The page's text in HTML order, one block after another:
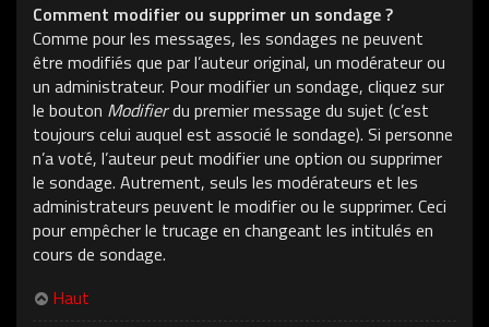
Comment modifier ou supprimer un sondage ?
Comme pour les messages, les sondages ne peuvent
être modifiés que par l’auteur original, un modérateur ou
un administrateur. Pour modifier un sondage, cliquez sur
le bouton Modifierdu premier message du sujet (c’est
toujours celui auquel est associé le sondage). Si personne
n’a voté, l’auteur peut modifier une option ou supprimer
le sondage. Autrement, seuls les modérateurs et les
administrateurs peuvent le modifier ou le supprimer. Ceci
pour empêcher le trucage en changeant les intitulés en
cours de sondage.
Haut